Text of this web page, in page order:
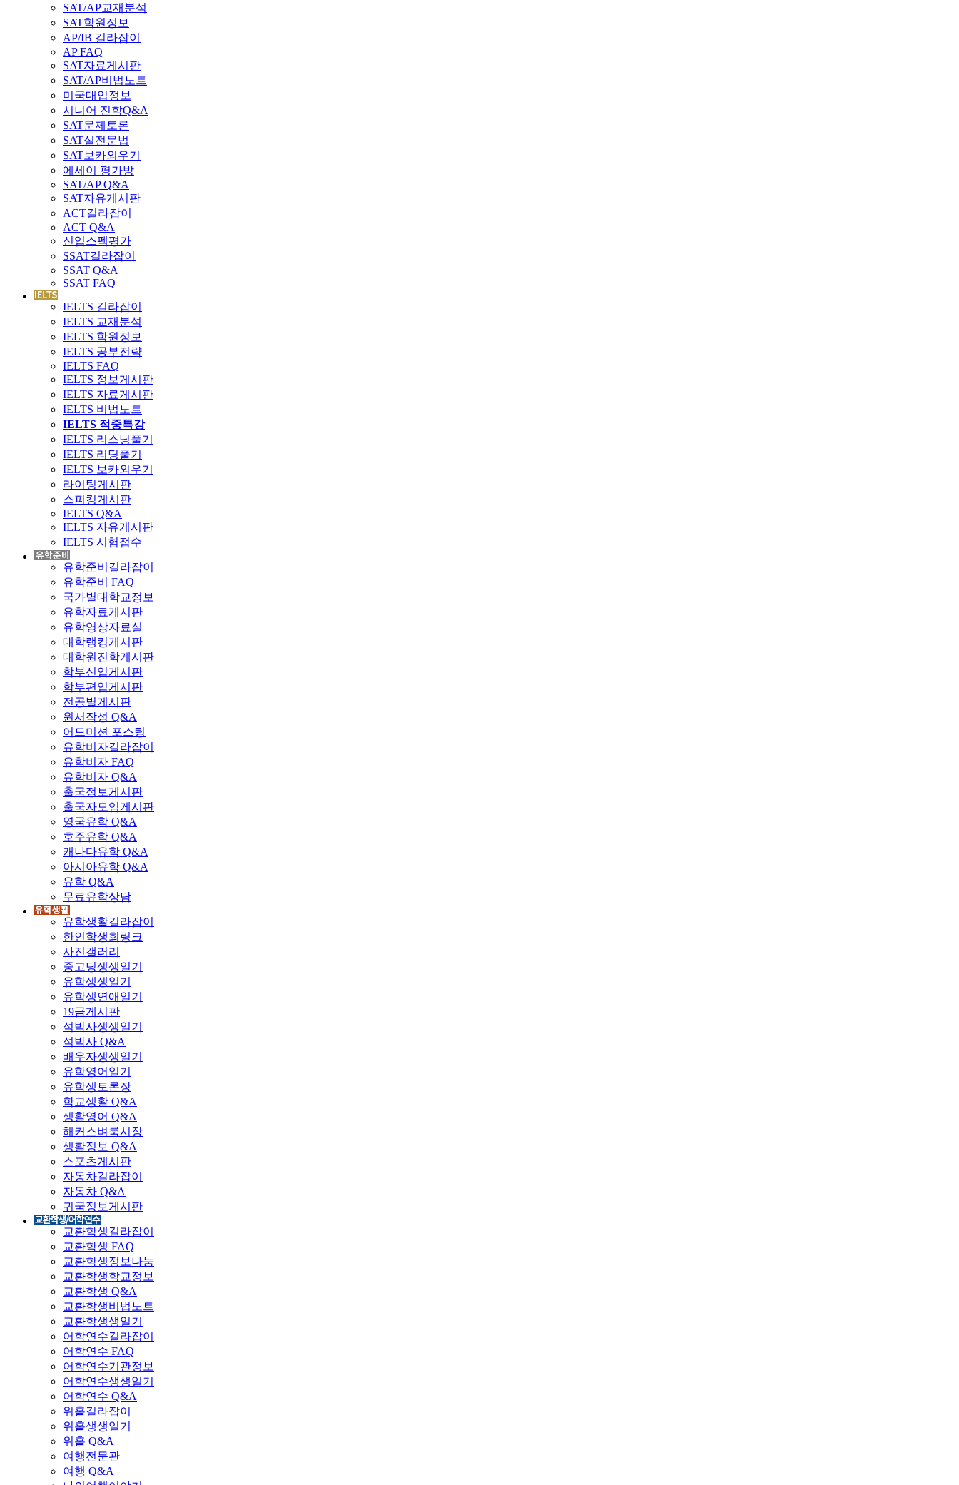
SAT/AP교재분석
SAT학원정보
AP/IB 길라잡이
AP FAQ
SAT자료게시판
SAT/AP비법노트
미국대입정보
시니어 진학Q&A
SAT문제토론
SAT실전문법
SAT보카외우기
에세이 평가방
SAT/AP Q&A
SAT자유게시판
ACT길라잡이
ACT Q&A
신입스펙평가
SSAT길라잡이
SSAT Q&A
SSAT FAQ
IELTS 길라잡이
IELTS 교재분석
IELTS 학원정보
IELTS 공부전략
IELTS FAQ
IELTS 정보게시판
IELTS 자료게시판
IELTS 비법노트
IELTS 적중특강
IELTS 리스닝풀기
IELTS 리딩풀기
IELTS 보카외우기
라이팅게시판
스피킹게시판
IELTS Q&A
IELTS 자유게시판
IELTS 시험접수
유학준비길라잡이
유학준비 FAQ
국가별대학교정보
유학자료게시판
유학영상자료실
대학랭킹게시판
대학원진학게시판
학부신입게시판
학부편입게시판
전공별게시판
원서작성 Q&A
어드미션 포스팅
유학비자길라잡이
유학비자 FAQ
유학비자 Q&A
출국정보게시판
출국자모임게시판
영국유학 Q&A
호주유학 Q&A
캐나다유학 Q&A
아시아유학 Q&A
유학 Q&A
무료유학상담
유학생활길라잡이
한인학생회링크
사진갤러리
중고딩생생일기
유학생생일기
유학생연애일기
19금게시판
석박사생생일기
석박사 Q&A
배우자생생일기
유학영어일기
유학생토론장
학교생활 Q&A
생활영어 Q&A
해커스벼룩시장
생활정보 Q&A
스포츠게시판
자동차길라잡이
자동차 Q&A
귀국정보게시판
교환학생길라잡이
교환학생 FAQ
교환학생정보나눔
교환학생학교정보
교환학생 Q&A
교환학생비법노트
교환학생생일기
어학연수길라잡이
어학연수 FAQ
어학연수기관정보
어학연수생생일기
어학연수 Q&A
워홀길라잡이
워홀생생일기
워홀 Q&A
여행전문관
여행 Q&A